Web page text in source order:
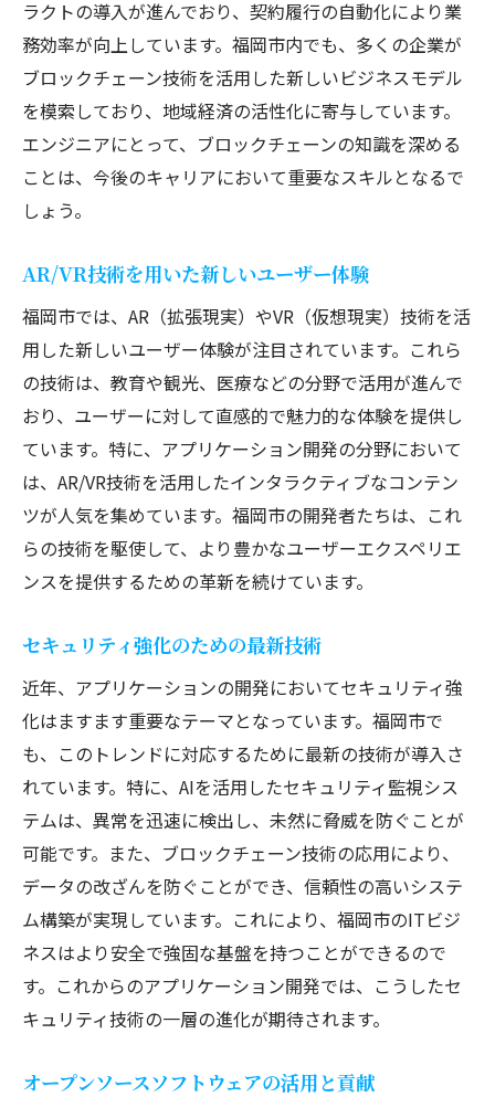
ラクトの導入が進んでおり、契約履行の自動化により業
務効率が向上しています。福岡市内でも、多くの企業が
ブロックチェーン技術を活用した新しいビジネスモデル
を模索しており、地域経済の活性化に寄与しています。
エンジニアにとって、ブロックチェーンの知識を深める
ことは、今後のキャリアにおいて重要なスキルとなるで
しょう。
AR/VR技術を用いた新しいユーザー体験
福岡市では、AR（拡張現実）やVR（仮想現実）技術を活
用した新しいユーザー体験が注目されています。これら
の技術は、教育や観光、医療などの分野で活用が進んで
おり、ユーザーに対して直感的で魅力的な体験を提供し
ています。特に、アプリケーション開発の分野において
は、AR/VR技術を活用したインタラクティブなコンテン
ツが人気を集めています。福岡市の開発者たちは、これ
らの技術を駆使して、より豊かなユーザーエクスペリエ
ンスを提供するための革新を続けています。
セキュリティ強化のための最新技術
近年、アプリケーションの開発においてセキュリティ強
化はますます重要なテーマとなっています。福岡市で
も、このトレンドに対応するために最新の技術が導入さ
れています。特に、AIを活用したセキュリティ監視シス
テムは、異常を迅速に検出し、未然に脅威を防ぐことが
可能です。また、ブロックチェーン技術の応用により、
データの改ざんを防ぐことができ、信頼性の高いシステ
ム構築が実現しています。これにより、福岡市のITビジ
ネスはより安全で強固な基盤を持つことができるので
す。これからのアプリケーション開発では、こうしたセ
キュリティ技術の一層の進化が期待されます。
オープンソースソフトウェアの活用と貢献